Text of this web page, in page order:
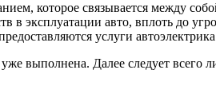
которое связывается между
в эксплуатации авто, вплоть до
услуги
выполнена. Далее следует всего